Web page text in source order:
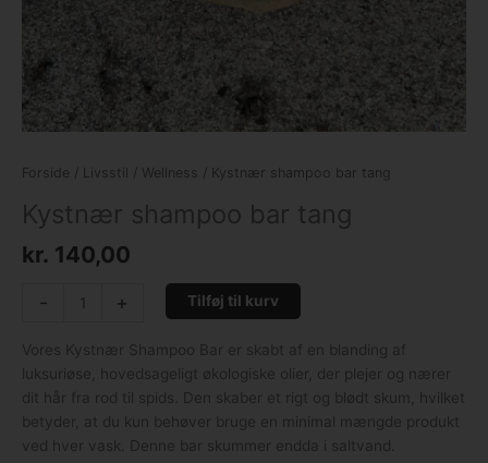
Forside / Livsstil / Wellness / Kystnær shampoo bar tang
Kystnær shampoo bar tang
kr. 140,00
- + Tilføj til kurv
Vores Kystnær Shampoo Bar er skabt af en blanding af
luksuriøse, hovedsageligt økologiske olier, der plejer og nærer
dit hår fra rod til spids. Den skaber et rigt og blødt skum, hvilket
betyder, at du kun behøver bruge en minimal mængde produkt
ved hver vask. Denne bar skummer endda i saltvand.